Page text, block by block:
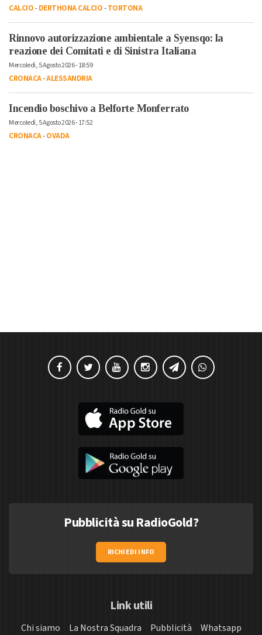
CALCIO-DERTHONA CALCIO-TORTONA
Rinnovo autorizzazione ambientale a Syensqo: la
reazione dei Comitati e di Sinistra Italiana
Mercoledì, 5 Agosto 2026 - 18:59
CRONACA-ALESSANDRIA
Incendio boschivo a Belforte Monferrato
Mercoledì, 5 Agosto 2026 - 17:52
CRONACA-OVADA
Pubblicità su RadioGold?
RICHIEDI INFO
Link utili
Chi siamo La Nostra Squadra Pubblicità
Whatsapp